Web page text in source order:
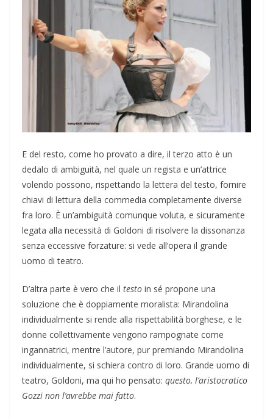
E del resto, come ho provato a dire, il terzo atto è un
dedalo di ambiguità, nel quale un regista e un’attrice
volendo possono, rispettando la lettera del testo, fornire
chiavi di lettura della commedia completamente diverse
fra loro. È un’ambiguità comunque voluta, e sicuramente
legata alla necessità di Goldoni di risolvere la dissonanza
senza eccessive forzature: si vede all’opera il grande
uomo di teatro.
D’altra parte è vero che il testo in sé propone una
soluzione che è doppiamente moralista: Mirandolina
individualmente si rende alla rispettabilità borghese, e le
donne collettivamente vengono rampognate come
ingannatrici, mentre l’autore, pur premiando Mirandolina
individualmente, si schiera contro di loro. Grande uomo di
teatro, Goldoni, ma qui ho pensato: questo, l’aristocratico
Gozzi non l’avrebbe mai fatto.